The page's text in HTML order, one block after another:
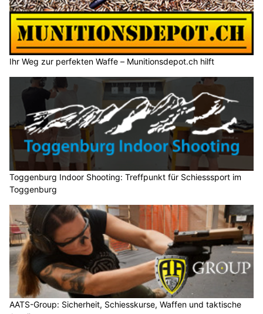
Ihr Weg zur perfekten Waffe – Munitionsdepot.ch hilft
Toggenburg Indoor Shooting: Treffpunkt für Schiesssport im
Toggenburg
AATS-Group: Sicherheit, Schiesskurse, Waffen und taktische